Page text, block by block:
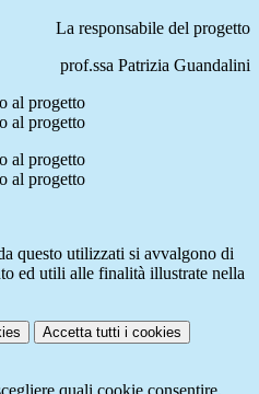
La responsabile del progetto
prof.ssa Patrizia Guandalini
questo utilizzati si avvalgono di
ed utili alle finalità illustrate nella
Accetta tutti i cookies